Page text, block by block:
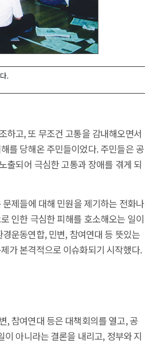
.
하고, 또 무조건 고통을 감내해오면서
를 당해온 주민들이었다. 주민들은 공
출되어 극심한 고통과 장애를 겪게 되
제들에 대해 민원을 제기하는 전화나
인한 극심한 피해를 호소해오는 일이
운동연합, 민변, 참여연대 등 뜻있는
가 본격적으로 이슈화되기 시작했다.
, 참여연대 등은 대책회의를 열고, 공
아니라는 결론을 내리고, 정부와 지